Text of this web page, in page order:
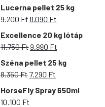
Lucerna pellet 25 kg
9.200FtOriginal
price
was:
9.200 Ft.
8.090 Ft
price
is:
8.090 Ft.
Excellence 20 kg lótáp
11.750FtOriginal
price
was:
11.750 Ft.
9.990 Ft
price
is:
Széna pellet 25 kg
8.350Ft Original
price
was:
7.290 Ft
price
HorseFly Spray 650ml
10.100 Ft